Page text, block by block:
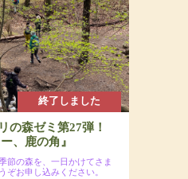
終了しました
の森ゼミ第27弾！
、鹿の角』
節の森を、一日かけてさま
ぞお申し込みください。